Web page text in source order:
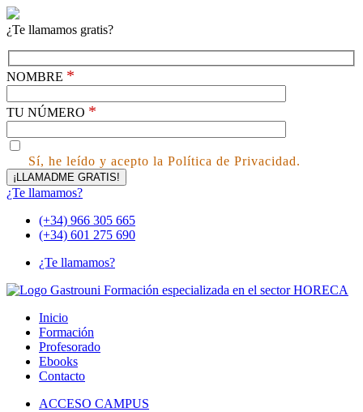
¿Te llamamos gratis?
NOMBRE *
TU NÚMERO *
Sí, he leído y acepto la Política de Privacidad.
¿Te llamamos?
(+34) 966 305 665
(+34) 601 275 690
¿Te llamamos?
Inicio
Formación
Profesorado
Ebooks
Contacto
ACCESO CAMPUS